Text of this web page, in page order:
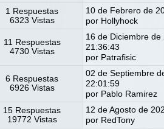
1 Respuestas
6323 Vistas
10 de Febrero de
por Hollyhock
11 Respuestas
4730 Vistas
16 de Diciembre de
21:36:43
por Patrafisic
6 Respuestas
6926 Vistas
02 de Septiembre
22:01:59
por Pablo Ramirez
15 Respuestas
19772 Vistas
12 de Agosto de
por RedTony